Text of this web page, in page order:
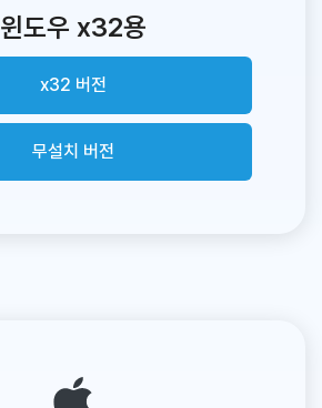
윈도우 x32용
x32 버전
무설치 버전